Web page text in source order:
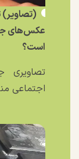
(تصاویر)
عکس‌های
است؟
تصاویری
اجتماعی